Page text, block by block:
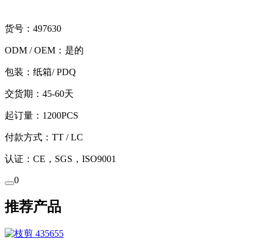
货号：497630
ODM / OEM：是的
包装：纸箱/ PDQ
交货期：45-60天
起订量：1200PCS
付款方式：TT / LC
认证：CE，SGS，ISO9001
0
推荐产品